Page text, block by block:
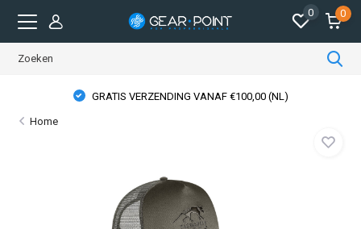
0 0
GRATIS VERZENDING VANAF €100,00 (NL)
Home